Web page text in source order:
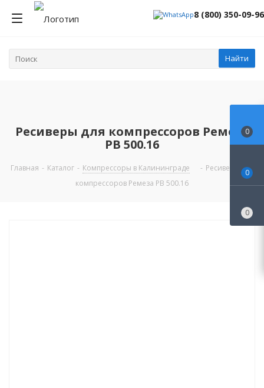
8 (800) 350-09-96
Найти
Ресиверы для компрессоров Ремеза
РВ 500.16
Главная - Каталог - Компрессоры в Калининграде - Ресиверы для
компрессоров Ремеза РВ 500.16
0
0
0